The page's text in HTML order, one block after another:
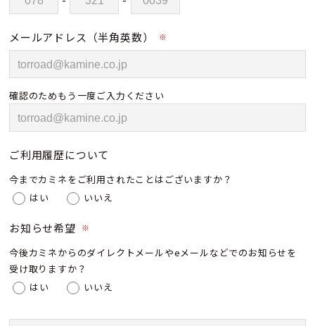
メールアドレス（半角英数） ※
確認のためもう一度ご入力ください
ご利用履歴について
今までカミネをご利用されたことはございますか？
はい
いいえ
お知らせ希望 ※
今後カミネからのダイレクトメールやeメールなどでのお知らせを
受け取りますか？
はい
いいえ